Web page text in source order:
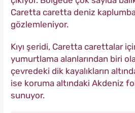
Caretta caretta deniz
gözlemleniyor.
Kıyı şeridi, Caretta carettalar
yumurtlama alanlarından biri
çevredeki dik kayalıkların
ise koruma altındaki Akdeniz
sunuyor.